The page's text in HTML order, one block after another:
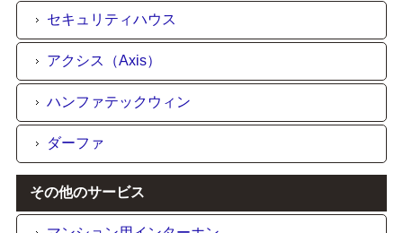
セキュリティハウス
アクシス（Axis）
ハンファテックウィン
ダーファ
その他のサービス